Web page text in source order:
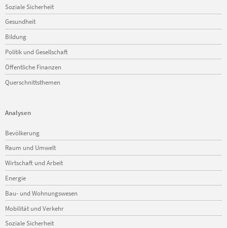
Soziale Sicherheit
Gesundheit
Bildung
Politik und Gesellschaft
Öffentliche Finanzen
Querschnittsthemen
Analysen
Navigation
überspringen
Bevölkerung
Raum und Umwelt
Wirtschaft und Arbeit
Energie
Bau- und Wohnungswesen
Mobilität und Verkehr
Soziale Sicherheit